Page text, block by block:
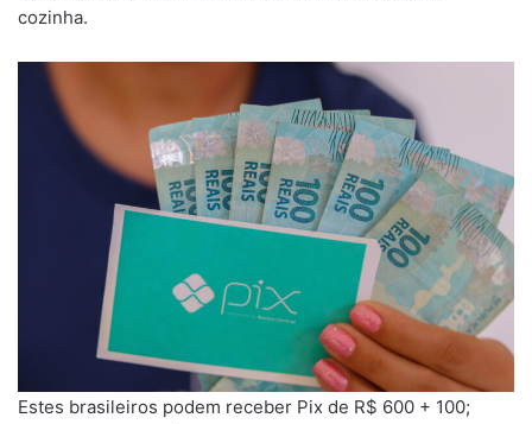
cozinha.
Estes brasileiros podem receber Pix de R$ 600 + 100;